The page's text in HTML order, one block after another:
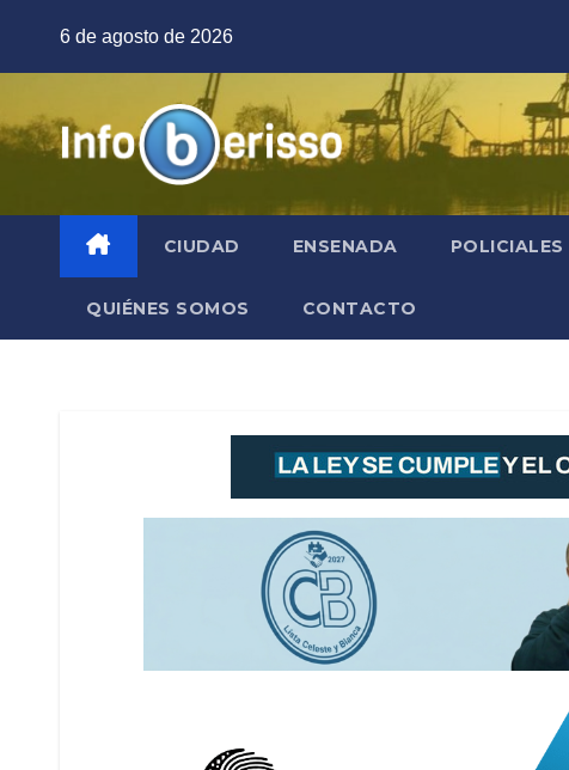
6 de agosto de 2026
CIUDAD ENSENADA POLICIALES
QUIÉNES SOMOS CONTACTO